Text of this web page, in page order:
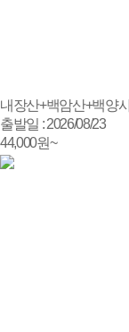
내장산+백암산+백양
출발일 : 2026/08/23
44,000원~